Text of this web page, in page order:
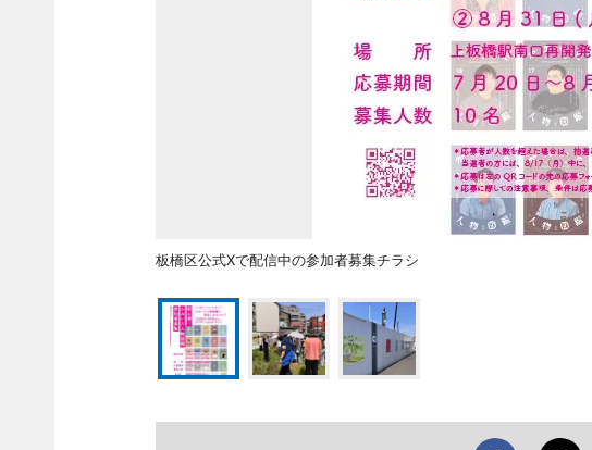
板橋区公式Xで配信中の参加者募集チラシ